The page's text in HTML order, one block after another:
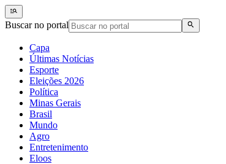
Buscar no portal
Capa
Últimas Notícias
Esporte
Eleições 2026
Política
Minas Gerais
Brasil
Mundo
Agro
Entretenimento
Eloos